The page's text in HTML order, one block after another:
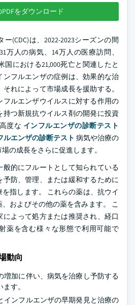
をダウンロード
(CDC)は、2022-2023シーズンの間
万人の病気、14万人の医療訪問、
国における21,000死亡と関連したと
フルエンザの症例は、効果的な治
れによって市場成長を援助する。
フルエンザウイルスに対する作用の
つ新規抗ウイルス剤の開発に投資
度な インフルエンザの診断テスト
ルエンザの診断テスト 病気や治療の
の成長をさらに促進します。
般的にフルートとして知られている
予防、管理、または緩和するために
指します。 これらの薬は、抗ウイ
およびその他の薬を含みます。 こ
よって処方または推奨され、経口
薬を含む様々な形態で利用可能で
動向
増加に伴い、病気を治療し予防する
す。
インフルエンザの早期発見と治療の